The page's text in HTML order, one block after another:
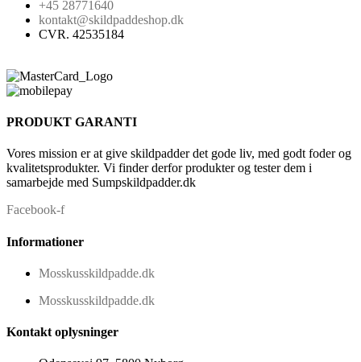
+45 28771640
kontakt@skildpaddeshop.dk
CVR. 42535184
PRODUKT GARANTI
Vores mission er at give skildpadder det gode liv, med godt foder og
kvalitetsprodukter. Vi finder derfor produkter og tester dem i
samarbejde med Sumpskildpadder.dk
Facebook-f
Informationer
Mosskusskildpadde.dk
Mosskusskildpadde.dk
Kontakt oplysninger